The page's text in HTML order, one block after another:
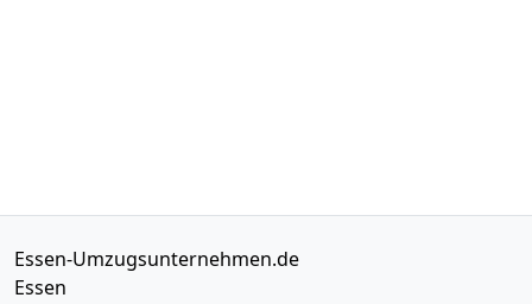
Essen-Umzugsunternehmen.de
Essen